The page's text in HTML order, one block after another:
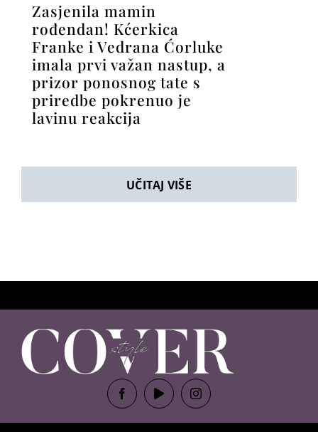
Zasjenila mamin
rođendan! Kćerkica
Franke i Vedrana Ćorluke
imala prvi važan nastup, a
prizor ponosnog tate s
priredbe pokrenuo je
lavinu reakcija
UČITAJ VIŠE